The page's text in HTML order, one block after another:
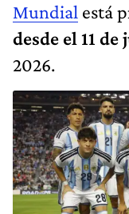
Mundial está
desde el 11
2026.